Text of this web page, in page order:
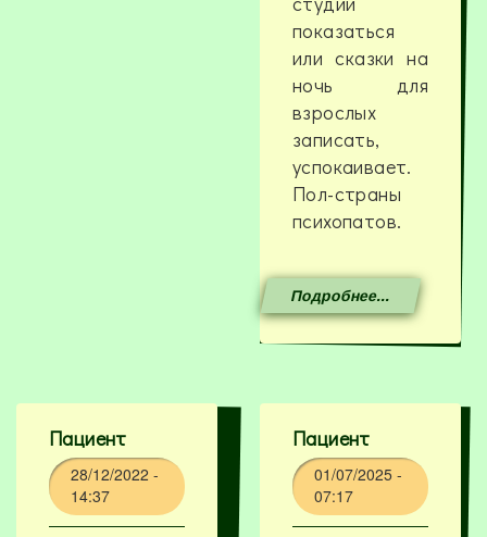
показаться
или сказки на
ночь для
взрослых
записать,
успокаивает.
Пол-страны
психопатов.
Подробнее...
Пациент
28/12/2022 -
14:37
Пациент
01/07/2025 -
07:17